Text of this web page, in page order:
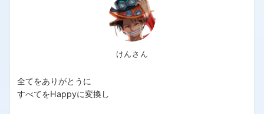
けんさん
全てをありがとうに
すべてをHappyに変換し